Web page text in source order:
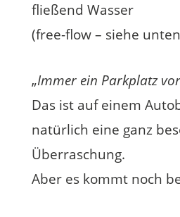
fließend Wasser
(free-flow – siehe
„Immer ein Parkplatz
Das ist auf einem
natürlich eine ganz
Überraschung.
Aber es kommt noch